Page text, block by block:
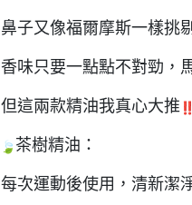
鼻子又像福爾摩斯一樣挑剔
香味只要一點點不對勁，
但這兩款精油我真心大推
茶樹精油：
每次運動後使用，清新潔